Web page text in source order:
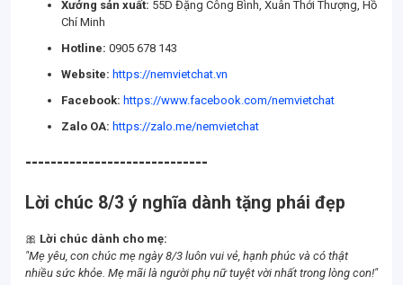
Xưởng sản xuất: 55D Đặng Công Bình, Xuân Thới Thượng, Hồ
Chí Minh
Hotline: 0905 678 143
Website: https://nemvietchat.vn
Facebook: https://www.facebook.com/nemvietchat
Zalo OA: https://zalo.me/nemvietchat
-----------------------------
Lời chúc 8/3 ý nghĩa dành tặng phái đẹp
🎀 Lời chúc dành cho mẹ:
"Mẹ yêu, con chúc mẹ ngày 8/3 luôn vui vẻ, hạnh phúc và có thật
nhiều sức khỏe. Mẹ mãi là người phụ nữ tuyệt vời nhất trong lòng con!"